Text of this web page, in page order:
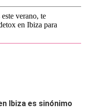
verano, te
en Ibiza para
Ibiza es sinónimo